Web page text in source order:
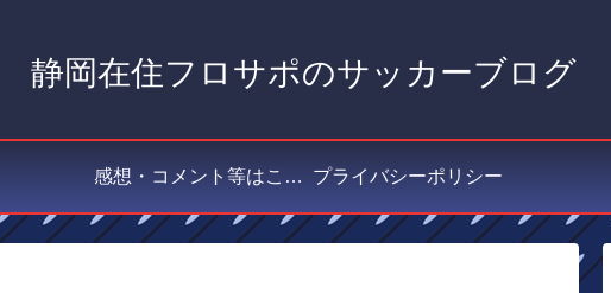
静岡在住フロサポのサッカーブログ
感想・コメント等はこちら プライバシーポリシー